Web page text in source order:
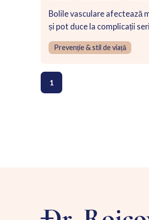
Bolile vasculare afectează
și pot duce la complicații
Prevenție & stil de viață
1